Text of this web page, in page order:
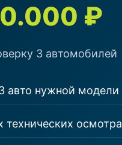
₽
3 автомобилей
авто нужной модели
технических осмотра